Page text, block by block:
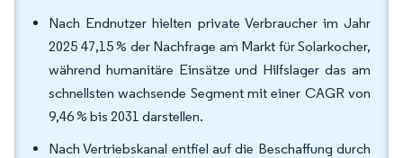
Nach Endnutzer hielten private Verbraucher im Jahr
2025 47,15 % der Nachfrage am Markt für Solarkocher,
während humanitäre Einsätze und Hilfslager das am
schnellsten wachsende Segment mit einer CAGR von
9,46 % bis 2031 darstellen.
Nach Vertriebskanal entfiel auf die Beschaffung durch